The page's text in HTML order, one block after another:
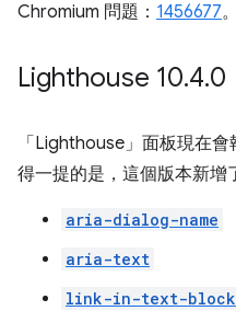
Chromium 問題： 1456677。
Lighthouse 10.4.0
「Lighthouse」 面板現在會
得一提的是，這個版本新增
aria-dialog-name
aria-text
link-in-text-block